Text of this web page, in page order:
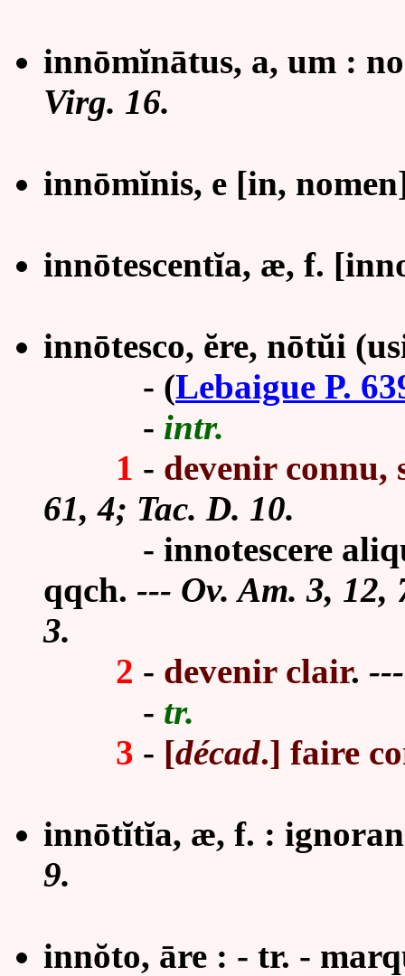
innōmĭnātus, a, um :
Virg. 16.
innōmĭnis, e [in,
innōtescentĭa, æ, f.
innōtesco, ĕre, nōtŭi
- (Lebaigue P.
- intr.
1 - devenir connu,
61, 4; Tac. D. 10.
- innotescere
qqch. --- Ov. Am. 3,
3.
2 - devenir clair.
- tr.
3 - [décad.] faire
innōtĭtĭa, æ, f. :
9.
innŏto, āre : - tr. -